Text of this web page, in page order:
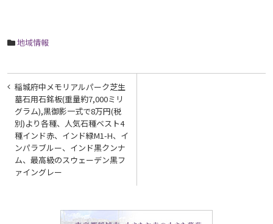
地域情報
投
稿
ナ
ビ
ゲ
ー
稲城府中メモリアルパーク芝生
墓石用石銘板(重量約7,000ミリ
グラム),黒御影一式で8万円(税
別)より各種、人気石種ベスト4
種インド赤、インド緑M1-H、イ
ンパラブルー、インド黒クンナ
ム、最高級のスウェーデン黒フ
ァイングレー